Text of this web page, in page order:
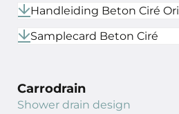
Handleiding Beton Ciré
Samplecard Beton Ciré
Carrodrain
Shower drain design